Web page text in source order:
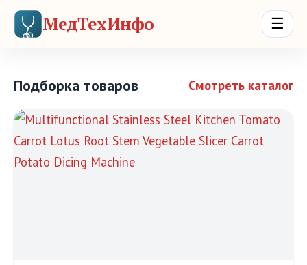
МедТехИнфо ☰
Подборка товаров Смотреть каталог